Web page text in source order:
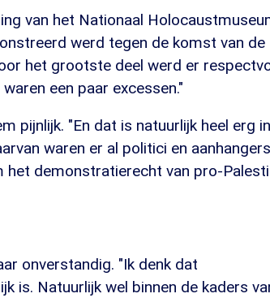
van het Nationaal
werd tegen de komst van de
het grootste deel werd er
een paar excessen."
pijnlijk. "En dat is natuurlijk heel erg
waren er al politici en
het demonstratierecht van pro-
onverstandig. "Ik denk dat
is. Natuurlijk wel binnen de kaders